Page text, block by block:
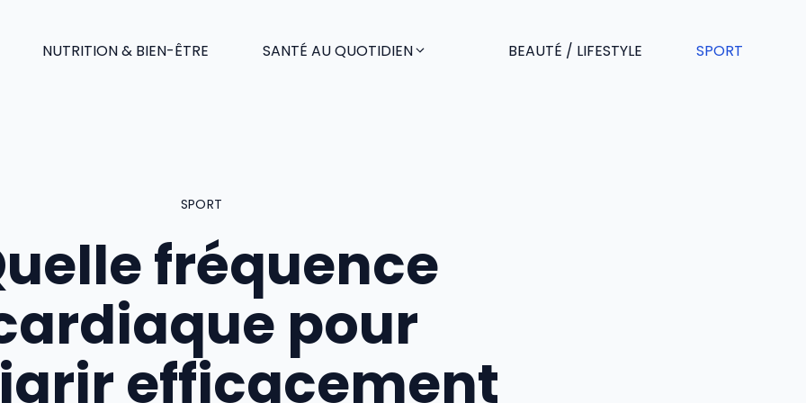
NUTRITION & BIEN-ÊTRE SANTÉ AU QUOTIDIEN BEAUTÉ / LIFESTYLE SPORT
SPORT
fréquence
pour
efficacement